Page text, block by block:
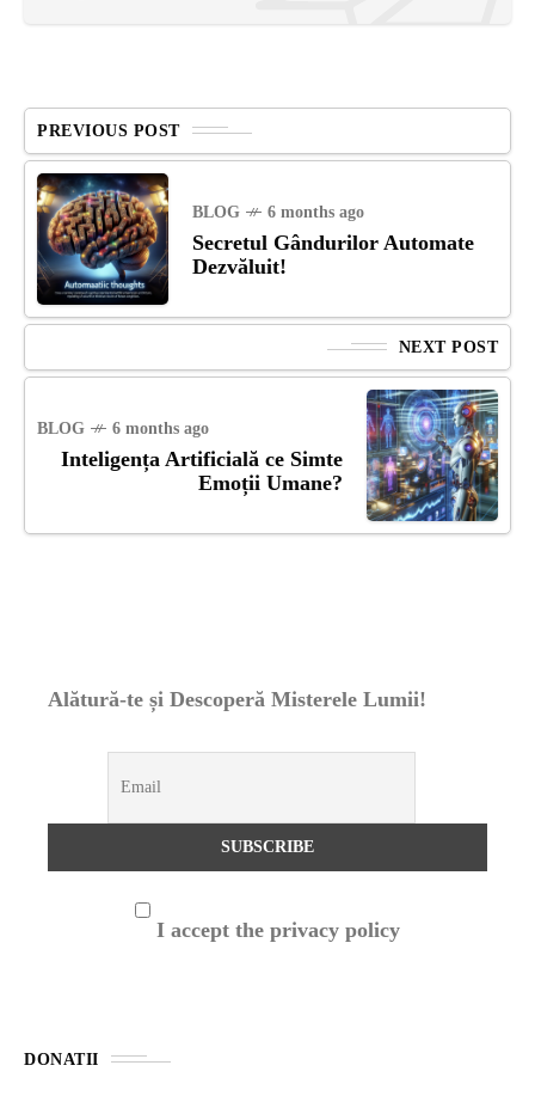
PREVIOUS POST
BLOG 6 months ago
Secretul Gândurilor Automate
Dezvăluit!
NEXT POST
BLOG 6 months ago
Inteligența Artificială ce Simte
Emoții Umane?
Alătură-te și Descoperă Misterele Lumii!
I accept the privacy policy
DONATII